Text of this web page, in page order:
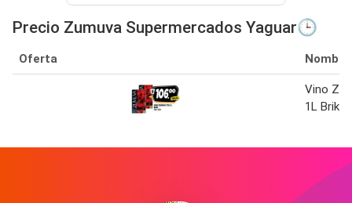
Precio Zumuva Supermercados Yaguar🕒
Oferta Nombre
Vino
1L Brik